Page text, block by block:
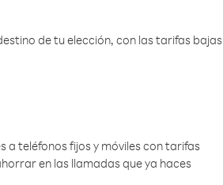
de tu elección, con las tarifas bajas
a teléfonos fijos y móviles con tarifas
en las llamadas que ya haces